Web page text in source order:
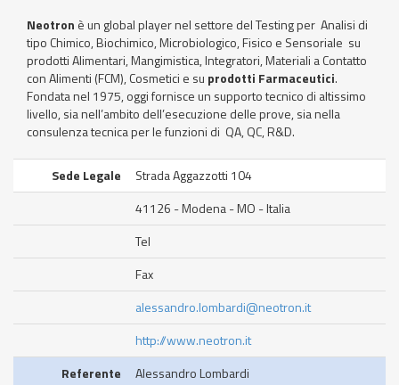
Neotron è un global playernel settore delTestingper Analisi di
tipo Chimico, Biochimico, Microbiologico, Fisico e Sensoriale su
prodotti Alimentari, Mangimistica, Integratori, Materiali a Contatto
con Alimenti (FCM), Cosmetici e su prodotti Farmaceutici.
Fondata nel 1975, oggi fornisce un supporto tecnico di altissimo
livello, sia nell’ambito dell’esecuzione delle prove, sia nella
consulenza tecnica per le funzioni di QA, QC, R&D.
Sede Legale
Strada Aggazzotti 104
41126 - Modena - MO - Italia
Tel
Fax
alessandro.lombardi@neotron.it
http://www.neotron.it
Referente
Alessandro Lombardi